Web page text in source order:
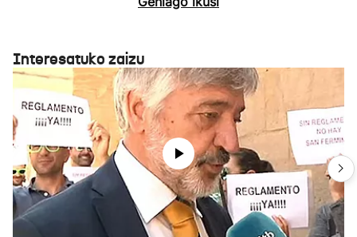
Interesatuko zaizu